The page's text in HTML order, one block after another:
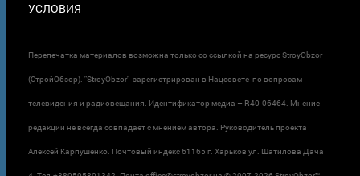
УСЛОВИЯ
Перепечатка материалов возможна только со ссылкой на ресурс StroyObzor
(СтройОбзор). "StroyObzor" зарегистрирован в Нацсовете по вопросам
телевидения и радиовещания. Идентификатор медиа – R40-06464. Мнение
редакции не всегда совпадает с мнением автора. Руководитель проекта
Алексей Карпушенко. Почтовый индекс 61165 г. Харьков ул. Шатилова Дача